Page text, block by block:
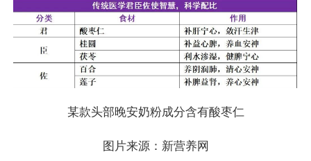
某款头部晚安奶粉成分含有酸枣仁
图片来源：新营养网